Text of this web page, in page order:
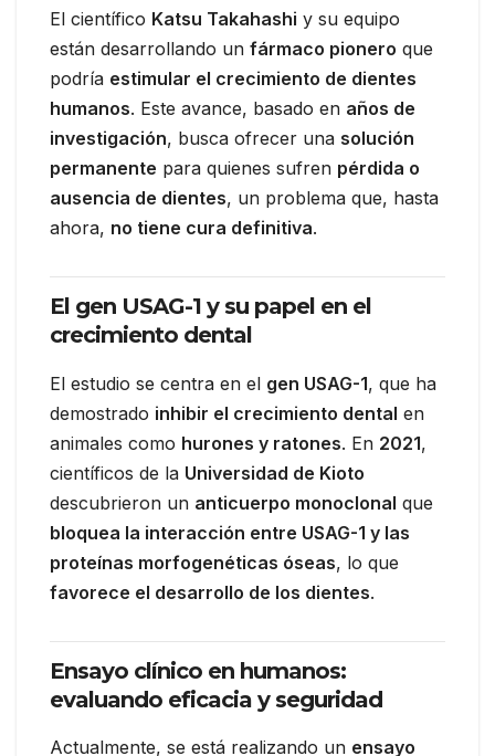
El científico Katsu Takahashi y su equipo
están desarrollando un fármaco pionero que
podría estimular el crecimiento de dientes
humanos. Este avance, basado en años de
investigación, busca ofrecer una solución
permanente para quienes sufren pérdida o
ausencia de dientes, un problema que, hasta
ahora, no tiene cura definitiva.
El gen USAG-1 y su papel en el
crecimiento dental
El estudio se centra en el gen USAG-1, que ha
demostrado inhibir el crecimiento dental en
animales como hurones y ratones. En 2021,
científicos de la Universidad de Kioto
descubrieron un anticuerpo monoclonal que
bloquea la interacción entre USAG-1 y las
proteínas morfogenéticas óseas, lo que
favorece el desarrollo de los dientes.
Ensayo clínico en humanos:
evaluando eficacia y seguridad
Actualmente, se está realizando un ensayo